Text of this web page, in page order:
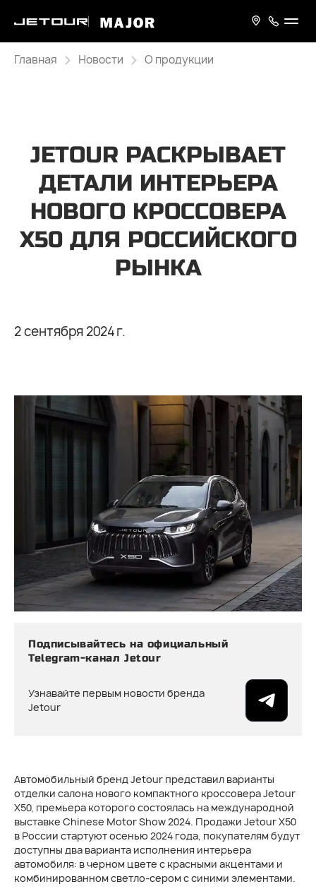
Главная Новости О продукции
JETOUR РАСКРЫВАЕТ
ДЕТАЛИ ИНТЕРЬЕРА
НОВОГО КРОССОВЕРА
Х50 ДЛЯ РОССИЙСКОГО
РЫНКА
2 сентября 2024 г.
Подписывайтесь на официальный
Telegram-канал Jetour
Узнавайте первым новости бренда
Jetour
Автомобильный бренд Jetour представил варианты
отделки салона нового компактного кроссовера Jetour
Х50, премьера которого состоялась на международной
выставке Chinese Motor Show 2024. Продажи Jetour X50
в России стартуют осенью 2024 года, покупателям будут
доступны два варианта исполнения интерьера
автомобиля: в черном цвете с красными акцентами и
комбинированном светло-сером с синими элементами.